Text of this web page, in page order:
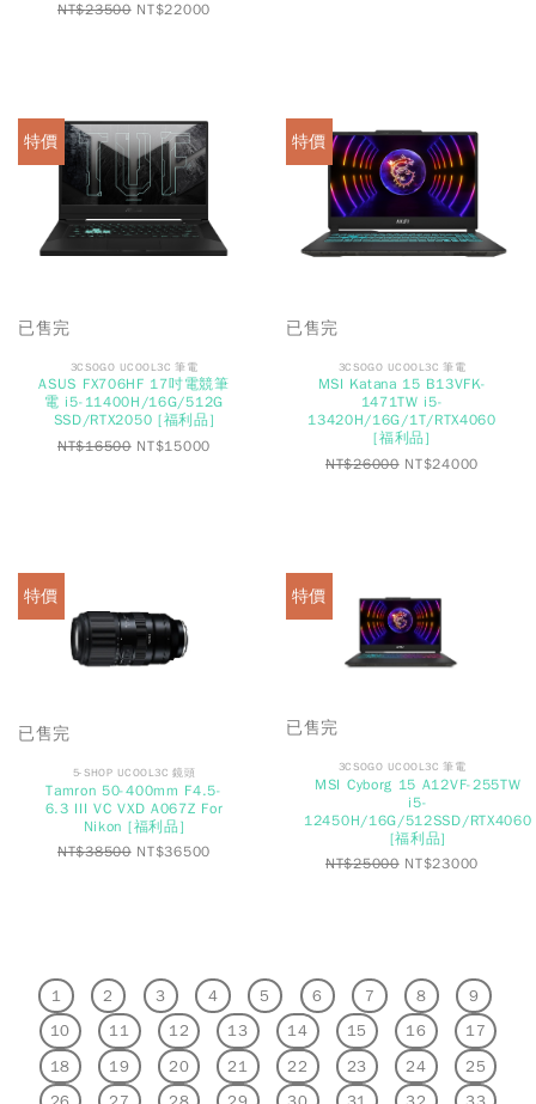
NT$23500 NT$22000
特價
已售完
3CSOGO UCOOL3C 筆電
ASUS FX706HF 17吋電競筆
電 i5-11400H/16G/512G
SSD/RTX2050 [福利品]
NT$16500 NT$15000
特價
已售完
3CSOGO UCOOL3C 筆電
MSI Katana 15 B13VFK-
1471TW i5-
13420H/16G/1T/RTX4060
[福利品]
NT$26000 NT$24000
特價
已售完
5-SHOP UCOOL3C 鏡頭
Tamron 50-400mm F4.5-
6.3 III VC VXD A067Z For
Nikon [福利品]
NT$38500 NT$36500
特價
已售完
3CSOGO UCOOL3C 筆電
MSI Cyborg 15 A12VF-255TW
i5-
12450H/16G/512SSD/RTX4060
[福利品]
NT$25000 NT$23000
1 2 3 4 5 6 7 8
9
10
11 12 13 14 15 16
17
18
19 20 21 22 23 24
25